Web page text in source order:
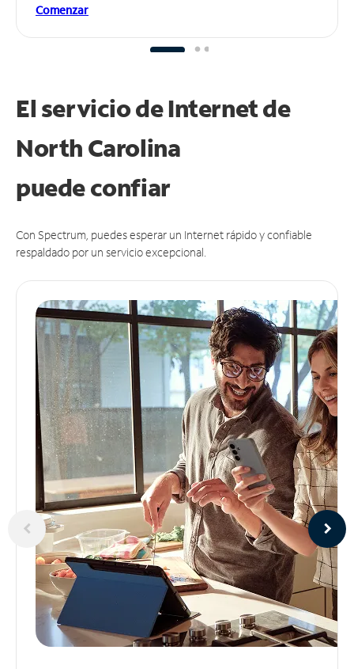
Comenzar
El servicio de Internet de
North Carolina
puedeconfiar
Con Spectrum, puedes esperar un Internet rápido y confiable
respaldado por un servicio excepcional.